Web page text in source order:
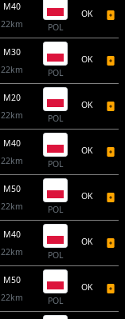
M40
22km
POL
OK
M30
22km
POL
OK
M20
22km
POL
OK
M40
22km
POL
OK
M50
22km
POL
OK
M40
22km
POL
OK
M50
22km
POL
OK